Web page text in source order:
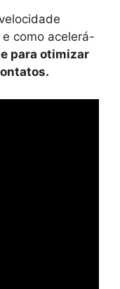
como acelerá-
para otimizar